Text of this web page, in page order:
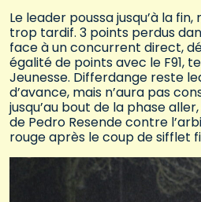
Le leader poussa jusqu’à la
trop tardif. 3 points perdus
face à un concurrent direct,
égalité de points avec le F91,
Jeunesse. Differdange reste
d’avance, mais n’aura pas
jusqu’au bout de la phase
de Pedro Resende contre
rouge après le coup de sifflet